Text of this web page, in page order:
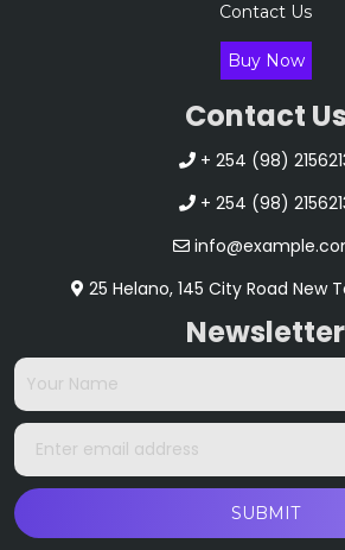
Contact Us
Buy Now
Contact Us
+ 254 (98)
+ 254 (98)
25 Helano, 145 City Road New
Newsletter